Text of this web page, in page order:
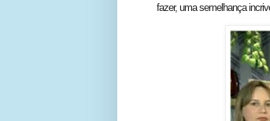
fazer, uma semelhança